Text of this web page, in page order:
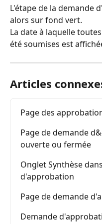
L'étape de la demande
alors sur fond vert.
La date à laquelle
été soumises est
Articles
Page des
Page de demande
ouverte ou fermée
Onglet Synthèse
d'approbation
Page de demande
Demande